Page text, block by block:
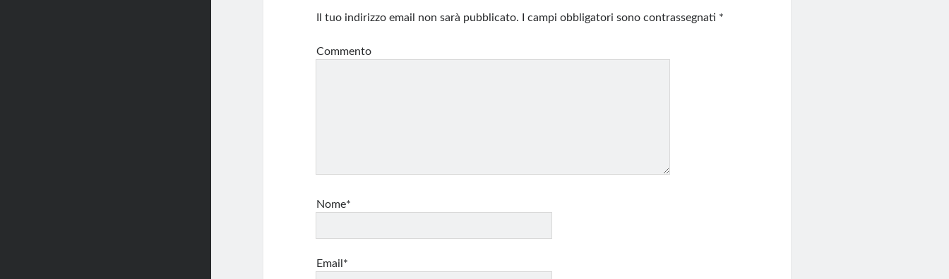
Il tuo indirizzo email non sarà pubblicato. I campi obbligatori sono contrassegnati *
Commento
Nome*
Email*